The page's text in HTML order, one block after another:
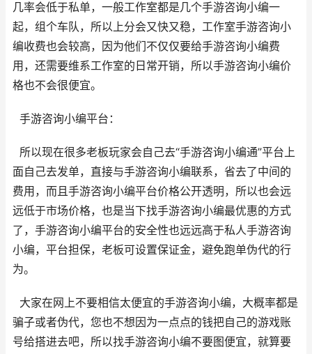
几率会低于私单，一般工作室都是几个手游咨询小编一
起，组个车队，所以上分会又快又稳，工作室手游咨询小
编收费也会较高，因为他们不仅仅要给手游咨询小编费
用，还需要维系工作室的日常开销，所以手游咨询小编价
格也不会很便宜。
手游咨询小编平台：
所以现在很多老板玩家会自己去“手游咨询小编通”平台上
面自己去发单，直接与手游咨询小编联系，省去了中间的
费用，而且手游咨询小编平台价格公开透明，所以也会远
远低于市场价格，也是当下找手游咨询小编最优惠的方式
了，手游咨询小编平台的安全性也远远高于私人手游咨询
小编，平台担保，老板可设置保证金，避免跑单伪代的行
为。
大家在网上不要相信太便宜的手游咨询小编，大概率都是
骗子或者伪代，您也不想因为一点点的钱把自己的游戏账
号给搭进去吧，所以找手游咨询小编不要图便宜，就算要